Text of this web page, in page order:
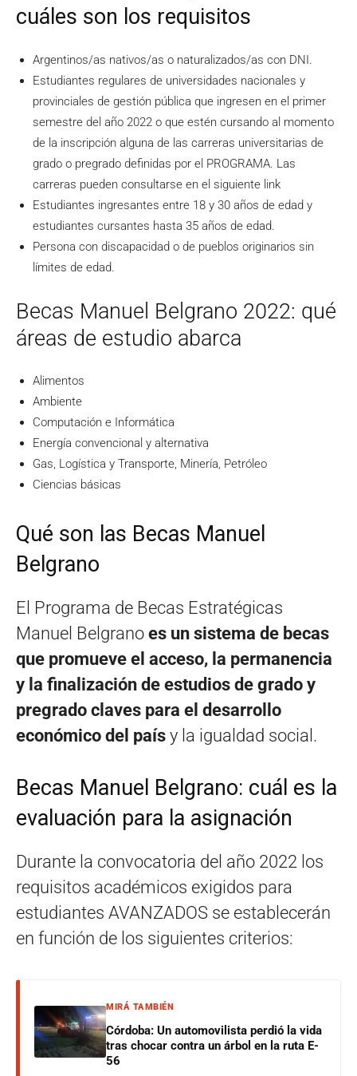
cuáles son los requisitos
Argentinos/as nativos/as o naturalizados/as con DNI.
Estudiantes regulares de universidades nacionales y
provinciales de gestión pública que ingresen en el primer
semestre del año 2022 o que estén cursando al momento
de la inscripción alguna de las carreras universitarias de
grado o pregrado definidas por el PROGRAMA. Las
carreras pueden consultarse en el siguiente link
Estudiantes ingresantes entre 18 y 30 años de edad y
estudiantes cursantes hasta 35 años de edad.
Persona con discapacidad o de pueblos originarios sin
límites de edad.
Becas Manuel Belgrano 2022: qué
áreas de estudio abarca
Alimentos
Ambiente
Computación e Informática
Energía convencional y alternativa
Gas, Logística y Transporte, Minería, Petróleo
Ciencias básicas
Qué son las Becas Manuel
Belgrano
El Programa de Becas Estratégicas
Manuel Belgrano es un sistema de becas
que promueve el acceso, la permanencia
y la finalización de estudios de grado y
pregrado claves para el desarrollo
económico del país y la igualdad social.
Becas Manuel Belgrano: cuál es la
evaluación para la asignación
Durante la convocatoria del año 2022 los
requisitos académicos exigidos para
estudiantes AVANZADOS se establecerán
en función de los siguientes criterios:
MIRÁ TAMBIÉN
Córdoba: Un automovilista perdió la vida
tras chocar contra un árbol en la ruta E-
56